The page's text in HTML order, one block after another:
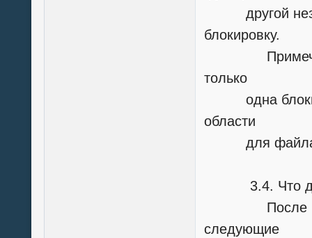
другой
блокировку.
только
одна
области
для файла,
3.4. Что
После
следующие